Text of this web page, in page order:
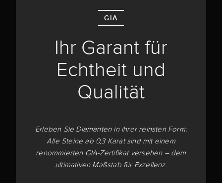
GIA
Ihr Garant für
Echtheit und
Qualität
Erleben Sie Diamanten in ihrer reinsten Form:
Alle Steine ab 0,3 Karat sind mit einem
renommierten GIA-Zertifikat versehen – dem
ultimativen Maßstab für Exzellenz.